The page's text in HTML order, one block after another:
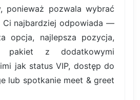
ponieważ pozwala wybrać
Ci najbardziej odpowiada —
opcja, najlepsza pozycja,
pakiet z dodatkowymi
jak status VIP, dostęp do
lub spotkanie meet & greet